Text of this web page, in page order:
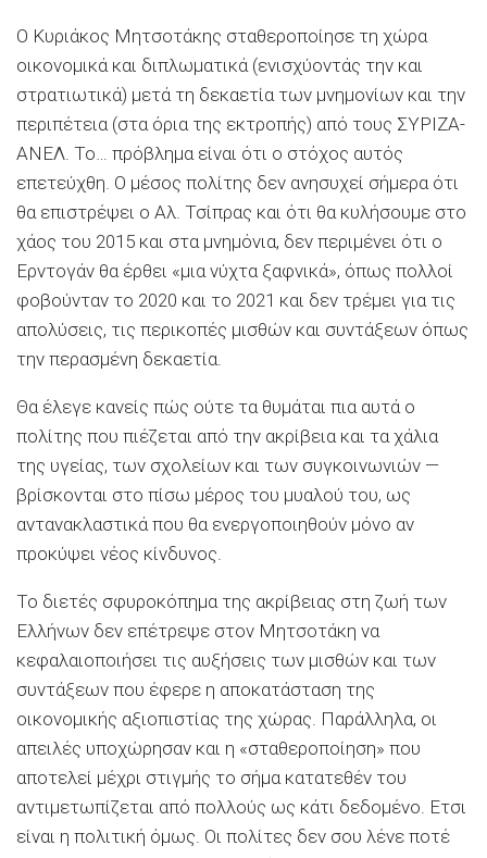
Ο Κυριάκος Μητσοτάκης σταθεροποίησε τη χώρα
οικονομικά και διπλωματικά (ενισχύοντάς την και
στρατιωτικά) μετά τη δεκαετία των μνημονίων και την
περιπέτεια (στα όρια της εκτροπής) από τους ΣΥΡΙΖΑ-
ΑΝΕΛ. Το… πρόβλημα είναι ότι ο στόχος αυτός
επετεύχθη. Ο μέσος πολίτης δεν ανησυχεί σήμερα ότι
θα επιστρέψει ο Αλ. Τσίπρας και ότι θα κυλήσουμε στο
χάος του 2015 και στα μνημόνια, δεν περιμένει ότι ο
Ερντογάν θα έρθει «μια νύχτα ξαφνικά», όπως πολλοί
φοβούνταν το 2020 και το 2021 και δεν τρέμει για τις
απολύσεις, τις περικοπές μισθών και συντάξεων όπως
την περασμένη δεκαετία.
Θα έλεγε κανείς πώς ούτε τα θυμάται πια αυτά ο
πολίτης που πιέζεται από την ακρίβεια και τα χάλια
της υγείας, των σχολείων και των συγκοινωνιών —
βρίσκονται στο πίσω μέρος του μυαλού του, ως
αντανακλαστικά που θα ενεργοποιηθούν μόνο αν
προκύψει νέος κίνδυνος.
Το διετές σφυροκόπημα της ακρίβειας στη ζωή των
Ελλήνων δεν επέτρεψε στον Μητσοτάκη να
κεφαλαιοποιήσει τις αυξήσεις των μισθών και των
συντάξεων που έφερε η αποκατάσταση της
οικονομικής αξιοπιστίας της χώρας. Παράλληλα, οι
απειλές υποχώρησαν και η «σταθεροποίηση» που
αποτελεί μέχρι στιγμής το σήμα κατατεθέν του
αντιμετωπίζεται από πολλούς ως κάτι δεδομένο. Ετσι
είναι η πολιτική όμως. Οι πολίτες δεν σου λένε ποτέ